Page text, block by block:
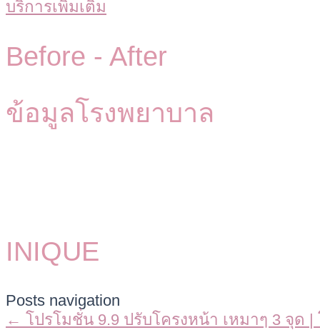
บริการเพิ่มเติม
Before - After
ข้อมูลโรงพยาบาล
INIQUE
Posts navigation
← โปรโมชั่น 9.9 ปรับโครงหน้า เหมาๆ 3 จุด